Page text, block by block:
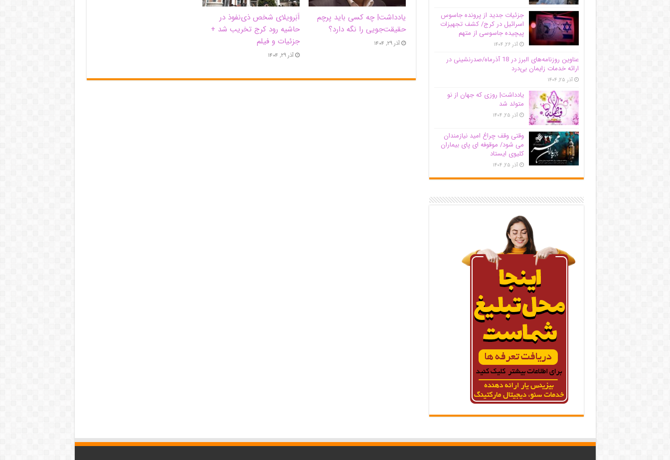
یادداشت| ‌چه کسی باید پرچم
حقیقت‌جویی را نگه دارد؟
آذر ۲۹, ۱۴۰۴
اَبَر‌ویلای شخص ذی‌نفوذ در
حاشیه‌ رود کرج تخریب شد +
جزئیات و فیلم
آذر ۲۹, ۱۴۰۴
جزئیات جدید از پرونده جاسوس
اسرائیل در کرج/‌ کشف تجهیزات
پیچیده جاسوسی از متهم
آذر ۲۶, ۱۴۰۴
عناوین روزنامه‌های البرز در ‌18 آذرماه/صدرنشینی در
ارائه خدمات زایمان بی‌درد
آذر ۲۵, ۱۴۰۴
یادداشت| روزی که جهان از نو
متولد شد
آذر ۲۵, ۱۴۰۴
وقتی وقف چراغ امید نیازمندان
می شود/ موقوفه ای پای بیماران
کلیوی ایستاد
آذر ۲۵, ۱۴۰۴